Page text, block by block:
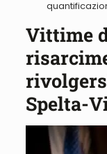
Vittime
Spelta-